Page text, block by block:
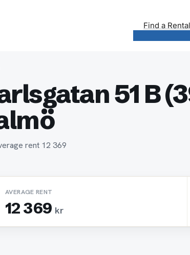
Find a Rental
51 B
rent 12 369
AVERAGE RENT
12 369 kr